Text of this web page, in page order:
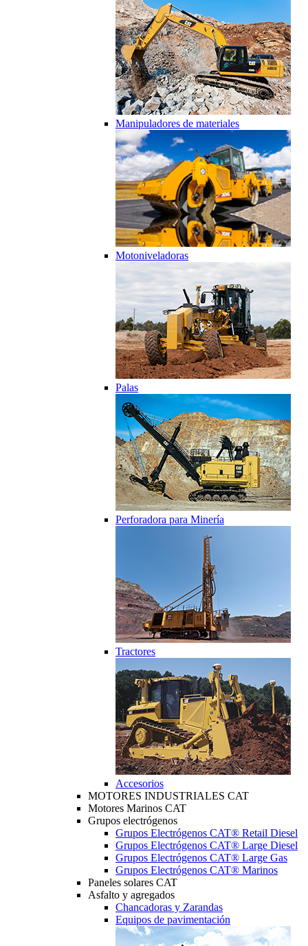
Manipuladores de materiales
Motoniveladoras
Palas
Perforadora para Minería
Tractores
Accesorios
MOTORES INDUSTRIALES CAT
Motores Marinos CAT
Grupos electrógenos
Grupos Electrógenos CAT® Retail Diesel
Grupos Electrógenos CAT® Large Diesel
Grupos Electrógenos CAT® Large Gas
Grupos Electrógenos CAT® Marinos
Paneles solares CAT
Asfalto y agregados
Chancadoras y Zarandas
Equipos de pavimentación